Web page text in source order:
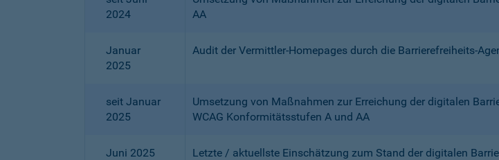
2024
AA
Januar
2025
Audit der Vermittler-Homepages durch die Barrierefreiheits-
seit Januar
2025
Umsetzung von Maßnahmen zur Erreichung der digitalen
WCAG Konformitätsstufen A und AA
Juni 2025 Letzte / aktuellste Einschätzung zum Stand der digitalen